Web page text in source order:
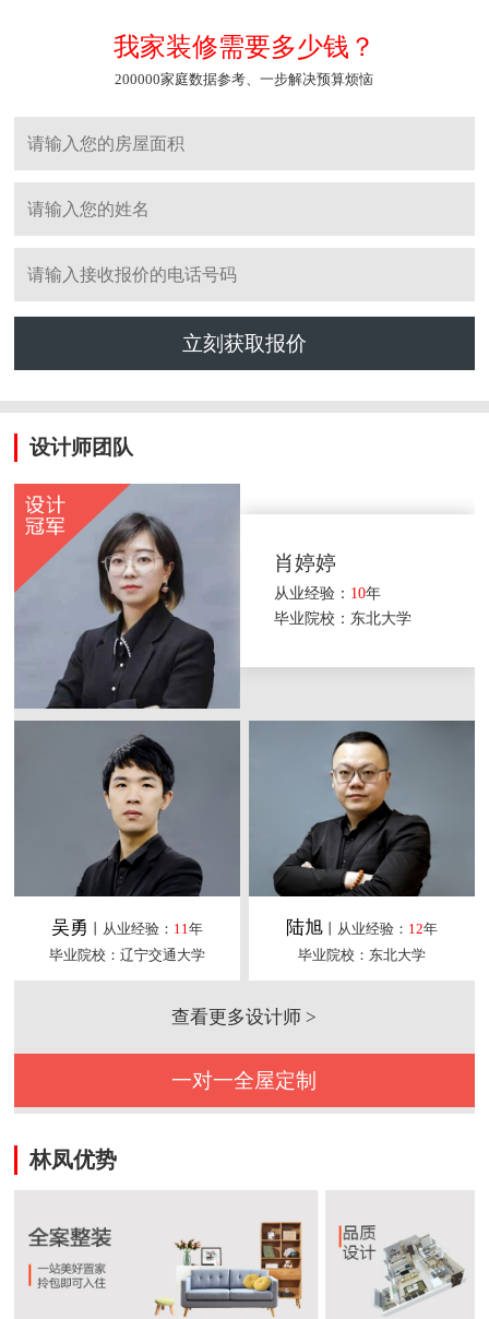
我家装修需要多少钱？
200000家庭数据参考、一步解决预算烦恼
立刻获取报价
设计师团队
肖婷婷
从业经验： 10年
毕业院校：东北大学
吴勇 丨从业经验： 11年
毕业院校：辽宁交通大学
陆旭丨从业经验： 12年
毕业院校：东北大学
查看更多设计师 >
一对一全屋定制
林凤优势